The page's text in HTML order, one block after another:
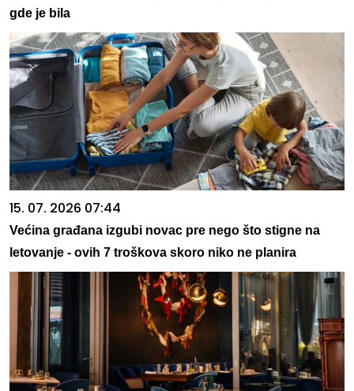
gde je bila
15. 07. 2026 07:44
Većina građana izgubi novac pre nego što stigne na
letovanje - ovih 7 troškova skoro niko ne planira